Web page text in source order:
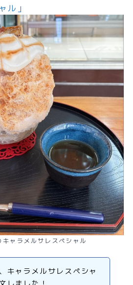
ル」
キャラメルサレスペシャル
キャラメルサレスペシャ
しました！